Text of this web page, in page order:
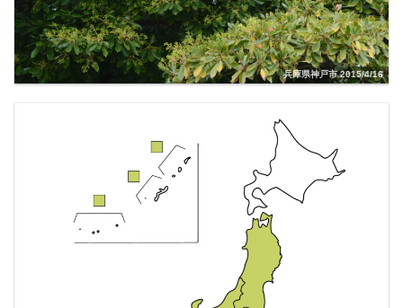
兵庫県神戸市 2015/4/16